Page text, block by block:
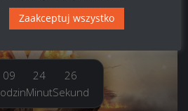
09
24
Minut
28
Sekund
Zaakceptuj wszystko